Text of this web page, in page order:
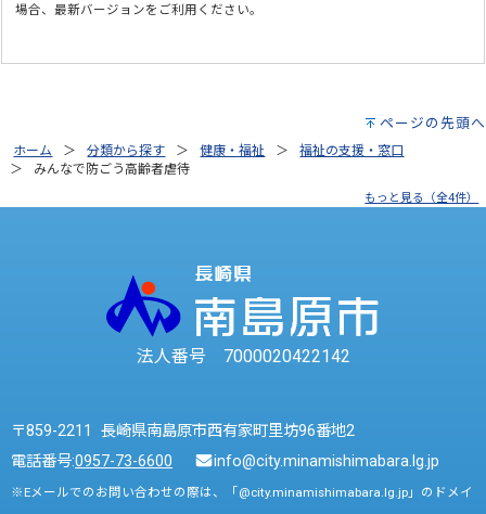
場合、最新バージョンをご利用ください。
ページの先頭へ
ホーム 分類から探す 健康・福祉
福祉の支援・窓口
みんなで防ごう高齢者虐待
もっと見る（全4件）
法人番号 7000020422142
〒859-2211 長崎県南島原市西有家町里坊96番地2
電話番号:0957-73-6600 info@city.minamishimabara.lg.jp
※Eメールでのお問い合わせの際は、「@city.minamishimabara.lg.jp」のドメイ